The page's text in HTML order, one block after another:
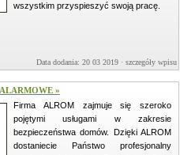
wszystkim przyspieszyć swoją pracę.
Data dodania: 20 03 2019 · szczegóły wpisu »
»
Firma ALROM zajmuje się szeroko
pojętymi usługami w zakresie
bezpieczeństwa domów. Dzięki ALROM
dostaniecie Państwo profesjonalny